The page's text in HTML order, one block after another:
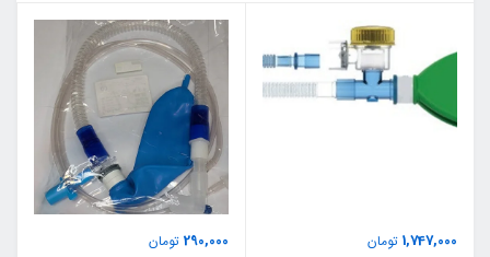
1,747,000 تومان
290,000 تومان